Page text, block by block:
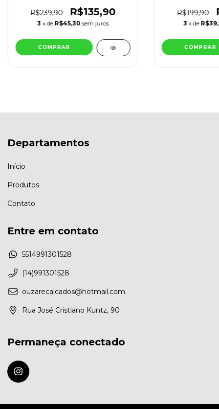
R$239,90 R$135,90
3 x de R$45,30 sem juros
COMPRAR
R$199,90
3 x de
COMPRAR
Departamentos
Início
Produtos
Contato
Entre em contato
5514991301528
(14)991301528
ouzarecalcados@hotmail.com
Rua José Cristiano Kuntz, 90
Permaneça conectado